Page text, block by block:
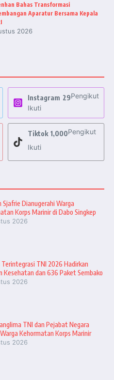
Bahas Transformasi
Aparatur Bersama Kepala
2026
Instagram 29Pengikut
Ikuti
Tiktok 1,000Pengikut
Ikuti
Sjafrie Dianugerahi Warga
Korps Marinir di Dabo Singkep
2026
TNI 2026 Hadirkan
Kesehatan dan 636 Paket Sembako
2026
TNI dan Pejabat Negara
Kehormatan Korps Marinir
2026